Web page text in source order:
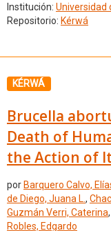
Institución: Universidad
Repositorio: Kérwá
KÉRWÁ
Brucella
Death of
the Action of
por Barquero Calvo,
de Diego, Juana L.,
Guzmán Verri, Caterina,
Robles, Edgardo